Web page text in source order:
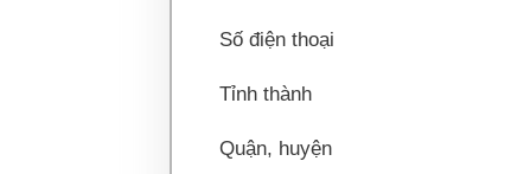
Số điện thoại
Tỉnh thành
Quận, huyện